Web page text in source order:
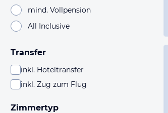
mind. Vollpension
All Inclusive
Transfer
inkl. Hoteltransfer
inkl. Zug zum Flug
Zimmertyp